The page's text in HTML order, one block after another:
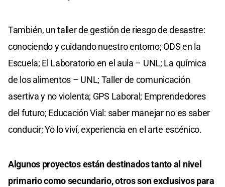
También, un taller de gestión de riesgo de desastre:
conociendo y cuidando nuestro entorno; ODS en la
Escuela; El Laboratorio en el aula – UNL; La química
de los alimentos – UNL; Taller de comunicación
asertiva y no violenta; GPS Laboral; Emprendedores
del futuro; Educación Vial: saber manejar no es saber
conducir; Yo lo viví, experiencia en el arte escénico.
Algunos proyectos están destinados tanto al nivel
primario como secundario, otros son exclusivos para